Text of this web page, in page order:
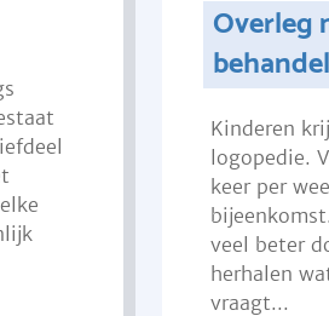
Overleg
Kinderen
logopedie.
keer per
veel beter
herhalen
vraagt...